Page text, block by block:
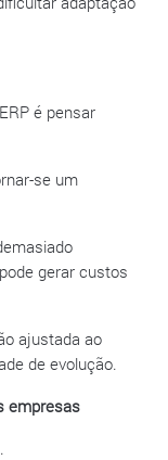
é pensar
se um
gerar custos
ajustada ao
de evolução.
empresas